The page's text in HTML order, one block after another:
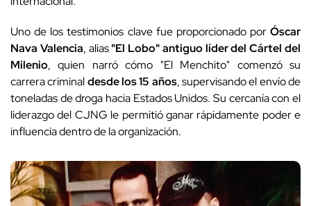
Uno de los testimonios clave fue proporcionado por Óscar
Nava Valencia, alias"El Lobo" antiguo líder del Cártel del
Milenio, quien narró cómo "El Menchito" comenzó su
carrera criminaldesde los 15 años, supervisando el envío de
toneladas de droga hacia Estados Unidos. Su cercanía con el
liderazgo del CJNG le permitió ganar rápidamente poder e
influencia dentro de la organización.